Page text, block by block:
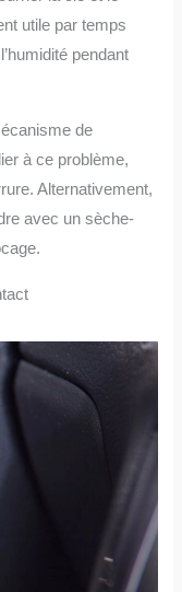
utile par temps
pendant
de
à ce problème,
Alternativement,
avec un sèche-